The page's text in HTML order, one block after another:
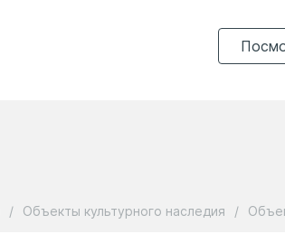
/ Объекты культурного наследия /